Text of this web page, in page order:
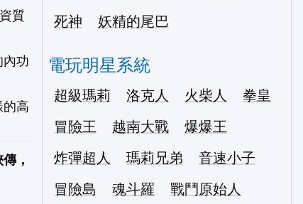
質
內功
的高
，
死神
妖精的尾巴
電玩明星系統
超級瑪莉 洛克人 火柴人
拳皇
冒險王
越南大戰
爆爆王
炸彈超人
瑪莉兄弟
音速小子
冒險島
魂斗羅
戰鬥原始人